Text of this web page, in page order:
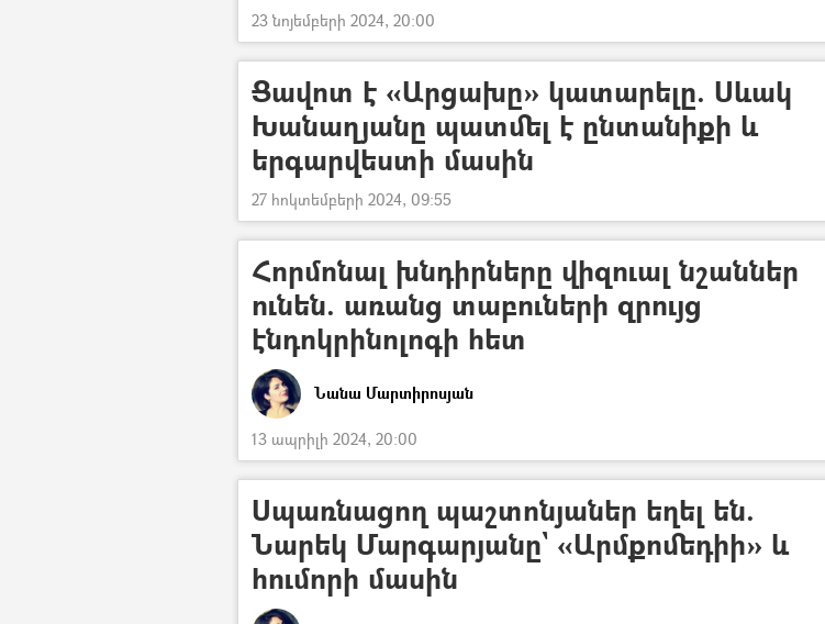
23 նոյեմբերի 2024, 20:00
Ցավոտ է «Արցախը» կատարելը. Սևակ
Խանաղյանը պատմել է ընտանիքի և
երգարվեստի մասին
27 հոկտեմբերի 2024, 09:55
Հորմոնալ խնդիրները վիզուալ նշաններ
ունեն. առանց տաբուների զրույց
էնդոկրինոլոգի հետ
Նանա Մարտիրոսյան
13 ապրիլի 2024, 20:00
Սպառնացող պաշտոնյաներ եղել են.
Նարեկ Մարգարյանը` «Արմքոմեդիի» և
հումորի մասին